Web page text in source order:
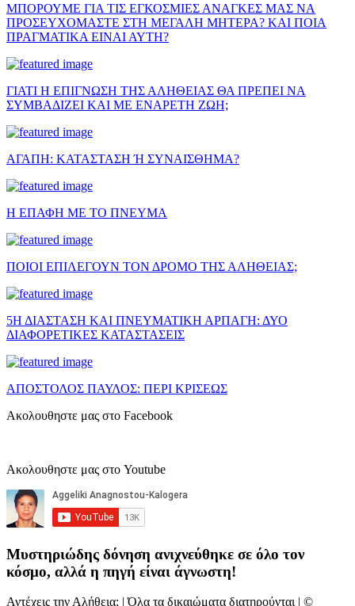
ΜΠΟΡΟΥΜΕ ΓΙΑ ΤΙΣ ΕΓΚΟΣΜΙΕΣ ΑΝΑΓΚΕΣ ΜΑΣ ΝΑ
ΠΡΟΣΕΥΧΟΜΑΣΤΕ ΣΤΗ ΜΕΓΑΛΗ ΜΗΤΕΡΑ? ΚΑΙ ΠΟΙΑ
ΠΡΑΓΜΑΤΙΚΑ ΕΙΝΑΙ ΑΥΤΗ?
ΓΙΑΤΙ Η ΕΠΙΓΝΩΣΗ ΤΗΣ ΑΛΗΘΕΙΑΣ ΘΑ ΠΡΕΠΕΙ ΝΑ
ΣΥΜΒΑΔΙΖΕΙ ΚΑΙ ΜΕ ΕΝΑΡΕΤΗ ΖΩΗ;
ΑΓΑΠΗ: ΚΑΤΑΣΤΑΣΗ Ή ΣΥΝΑΙΣΘΗΜΑ?
Η ΕΠΑΦΗ ΜΕ ΤΟ ΠΝΕΥΜΑ
ΠΟΙΟΙ ΕΠΙΛΕΓΟΥΝ ΤΟΝ ΔΡΟΜΟ ΤΗΣ ΑΛΗΘΕΙΑΣ;
5Η ΔΙΑΣΤΑΣΗ ΚΑΙ ΠΝΕΥΜΑΤΙΚΗ ΑΡΠΑΓΗ: ΔΥΟ
ΔΙΑΦΟΡΕΤΙΚΕΣ ΚΑΤΑΣΤΑΣΕΙΣ
ΑΠΟΣΤΟΛΟΣ ΠΑΥΛΟΣ: ΠΕΡΙ ΚΡΙΣΕΩΣ
Ακολουθηστε μας στο Facebook
Ακολουθηστε μας στο Youtube
Μυστηριώδης δόνηση ανιχνεύθηκε σε όλο τον
κόσμο, αλλά η πηγή είναι άγνωστη!
Αντέχεις την Αλήθεια; | Όλα τα δικαιώματα διατηρούνται | ©